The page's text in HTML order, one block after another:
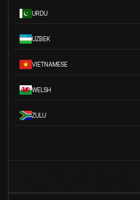
URDU
UZBEK
VIETNAMESE
WELSH
ZULU